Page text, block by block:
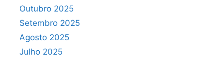
Outubro 2025
Setembro 2025
Agosto 2025
Julho 2025